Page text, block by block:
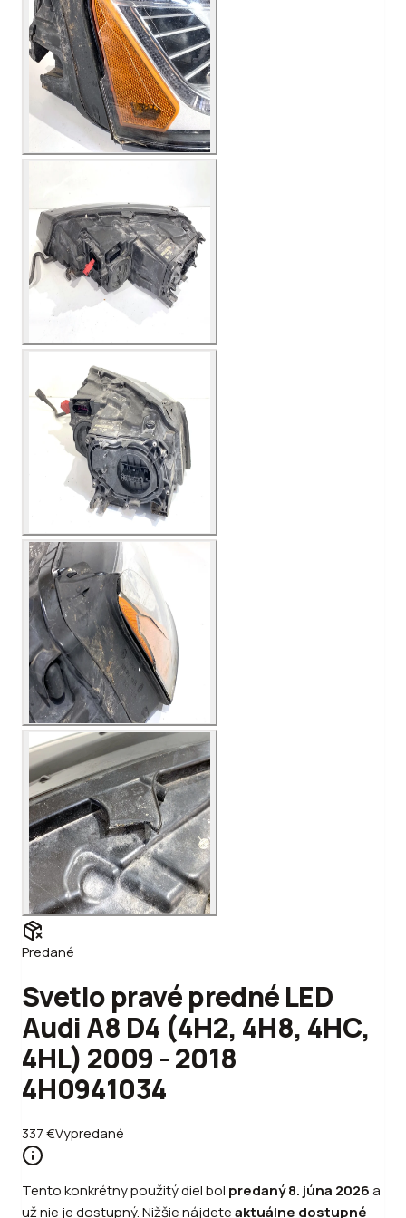
Predané
Svetlo pravé predné LED
Audi A8 D4 (4H2, 4H8, 4HC,
4HL) 2009 - 2018
4H0941034
337€Vypredané
Tento konkrétny použitý diel bol predaný8. júna 2026a
už nie je dostupný. Nižšie nájdeteaktuálne dostupné